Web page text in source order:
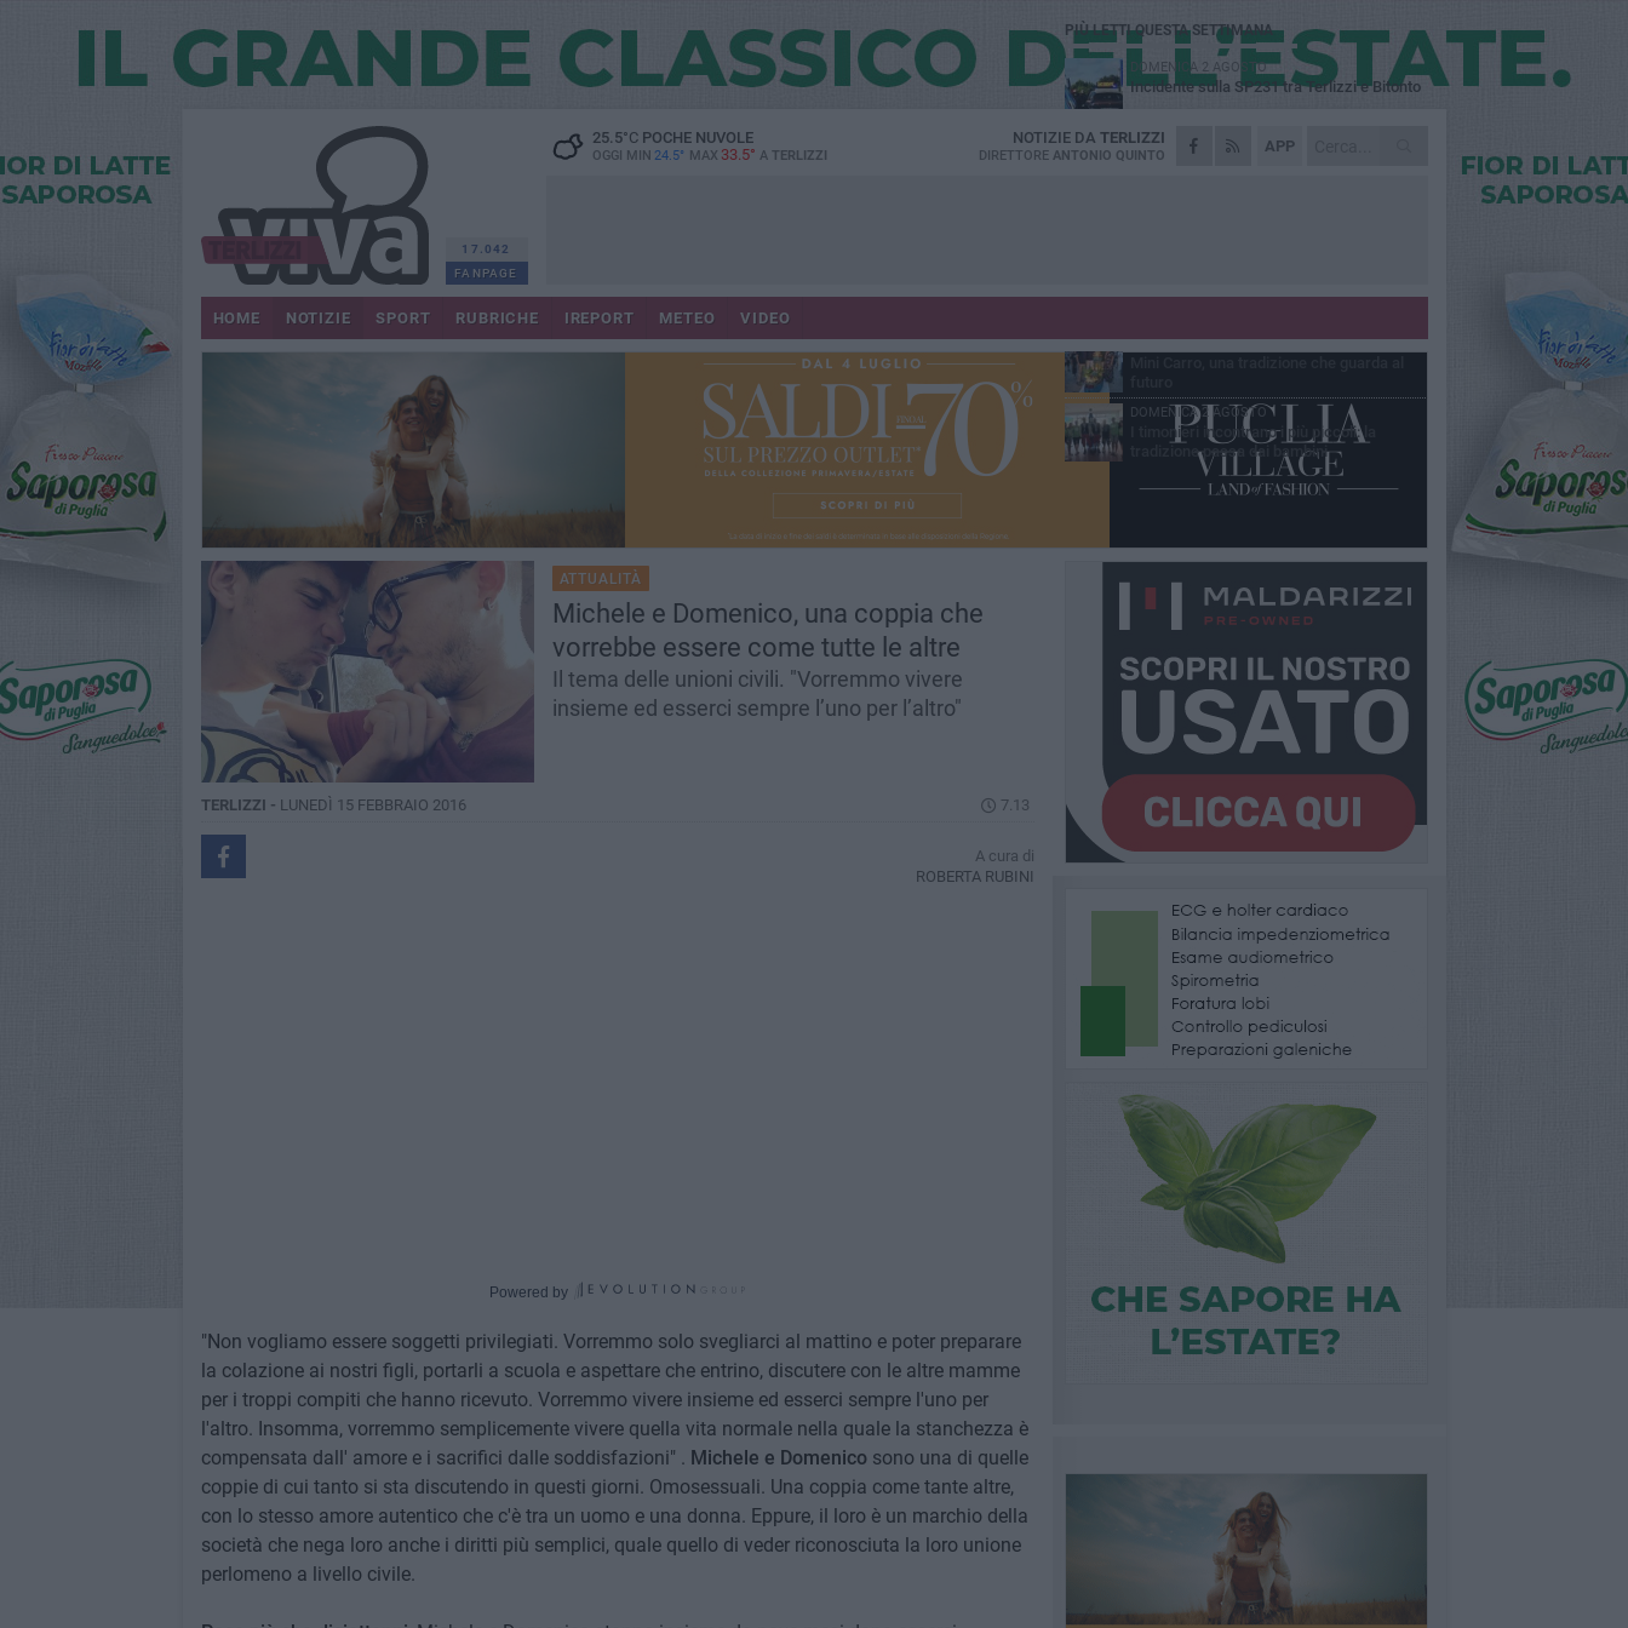
17.042
FANPAGE
25.5°CPOCHE NUVOLE
OGGI MIN 24.5° MAX 33.5° A TERLIZZI
APP
NOTIZIE DA TERLIZZI
DIRETTORE ANTONIO QUINTO
HOME NOTIZIE SPORT RUBRICHE IREPORT METEO VIDEO
ATTUALITÀ
Michele e Domenico, una coppia che
vorrebbe essere come tutte le altre
Il tema delle unioni civili. "Vorremmo vivere
insieme ed esserci sempre l’uno per l’altro"
TERLIZZI - LUNEDÌ 15 FEBBRAIO 2016 7.13
A cura di
ROBERTA RUBINI
Powered by
"Non vogliamo essere soggetti privilegiati. Vorremmo solo svegliarci al mattino e poter preparare
la colazione ai nostri figli, portarli a scuola e aspettare che entrino, discutere con le altre mamme
per i troppi compiti che hanno ricevuto. Vorremmo vivere insieme ed esserci sempre l'uno per
l'altro. Insomma, vorremmo semplicemente vivere quella vita normale nella quale la stanchezza è
compensata dall' amore e i sacrifici dalle soddisfazioni" . Michele e Domenicosono una di quelle
coppie di cui tanto si sta discutendo in questi giorni. Omosessuali. Una coppia come tante altre,
con lo stesso amore autentico che c'è tra un uomo e una donna. Eppure, il loro è un marchio della
società che nega loro anche i diritti più semplici, quale quello di veder riconosciuta la loro unione
perlomeno a livello civile.
PIÙ LETTI QUESTA SETTIMANA
DOMENICA 2 AGOSTO
Incidente sulla SP231 tra Terlizzi e Bitonto
GIOVEDÌ 6 AGOSTO
A Terlizzi nasce il comitato di Futuro
Festa Maggiore, il programma del 6 agosto
MARTEDÌ 4 AGOSTO
DOMENICA 2 AGOSTO
I timonieri incontrano i più piccoli: la
tradizione passa dai bambini